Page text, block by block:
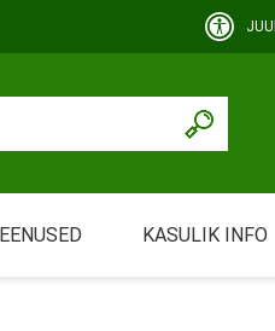
KASULIK INFO